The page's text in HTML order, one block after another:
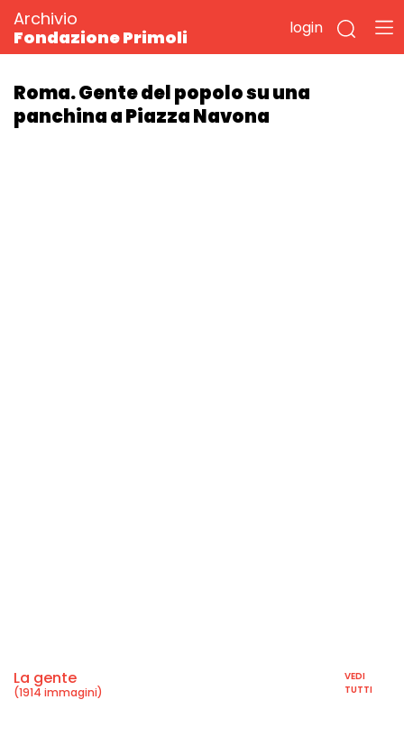
Archivio
Fondazione Primoli
login
Roma. Gente del popolo su una
panchina a Piazza Navona
La gente
(1914 immagini)
VEDI
TUTTI